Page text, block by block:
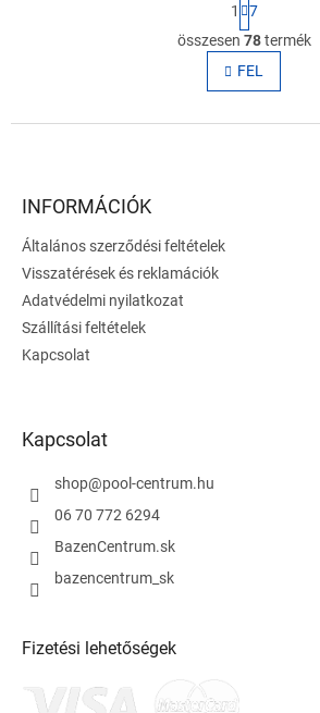
L
i
s
t
a
p
o
z
á
1
7
összesen 78termék
FEL
INFORMÁCIÓK
Általános szerződési feltételek
Visszatérések és reklamációk
Adatvédelmi nyilatkozat
Szállítási feltételek
Kapcsolat
Kapcsolat
shop@pool-centrum.hu
06 70 772 6294
BazenCentrum.sk
bazencentrum_sk
Fizetési lehetőségek